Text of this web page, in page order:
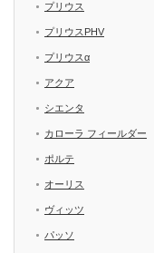
プリウス
プリウスPHV
プリウスα
アクア
シエンタ
カローラ フィールダー
ポルテ
オーリス
ヴィッツ
パッソ